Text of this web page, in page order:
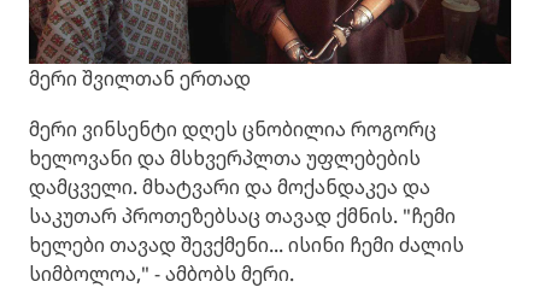
მერი შვილთან ერთად
მერი ვინსენტი დღეს ცნობილია როგორც
ხელოვანი და მსხვერპლთა უფლებების
დამცველი. მხატვარი და მოქანდაკეა და
საკუთარ პროთეზებსაც თავად ქმნის. "ჩემი
ხელები თავად შევქმენი... ისინი ჩემი ძალის
სიმბოლოა," - ამბობს მერი.